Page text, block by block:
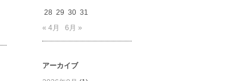
28 29 30 31
« 4月
6月 »
アーカイブ